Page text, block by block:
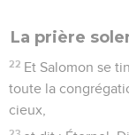
La prière
22 Et Salomon se
toute la
cieux,
23